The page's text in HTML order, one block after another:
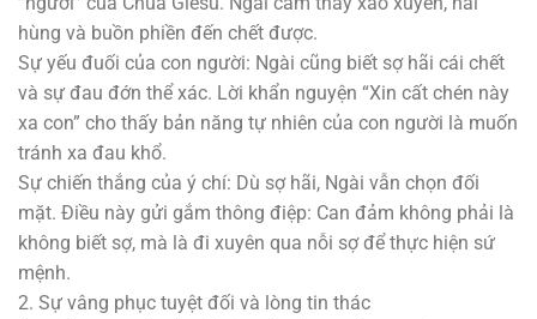
hùng và buồn phiền đến chết được.
Sự yếu đuối của con người: Ngài cũng biết sợ hãi cái chết
và sự đau đớn thể xác. Lời khẩn nguyện “Xin cất chén này
xa con” cho thấy bản năng tự nhiên của con người là muốn
tránh xa đau khổ.
Sự chiến thắng của ý chí: Dù sợ hãi, Ngài vẫn chọn đối
mặt. Điều này gửi gắm thông điệp: Can đảm không phải là
không biết sợ, mà là đi xuyên qua nỗi sợ để thực hiện sứ
mệnh.
2. Sự vâng phục tuyệt đối và lòng tin thác